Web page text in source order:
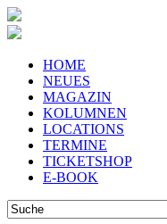
HOME
NEUES
MAGAZIN
KOLUMNEN
LOCATIONS
TERMINE
TICKETSHOP
E-BOOK